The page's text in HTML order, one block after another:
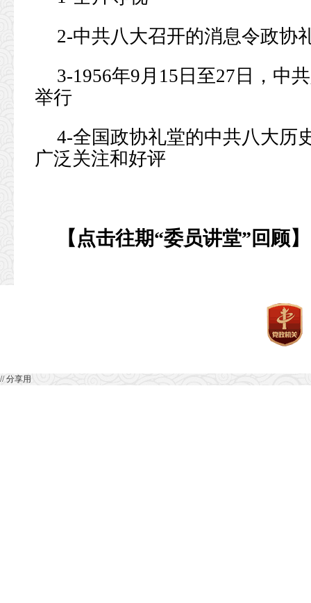
2-中共八大召开的消息令政协
3-1956年9月15日至27日，中
举行
4-全国政协礼堂的中共八大历
广泛关注和好评
【点击往期“委员讲堂”回顾】
// 分享用